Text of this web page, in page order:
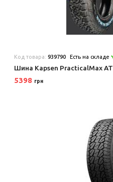
Код товара:939790 Есть на складе
Шина Kapsen PracticalMax
5398 грн